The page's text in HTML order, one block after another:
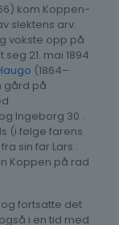
kom Koppen-
slektens arv.
vokste opp på
21. mai 1894
(1864–
gård på
Ingeborg 30 .
(i følge farens
sin far Lars .
Koppen på rad
fortsatte det
i en tid med